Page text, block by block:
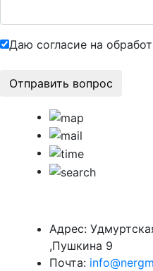
Даю согласие на
Адрес:
,Пушкина 9
Почта: